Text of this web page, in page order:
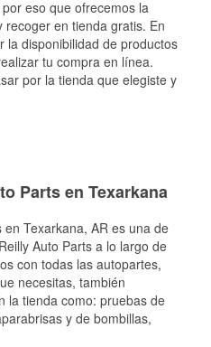
eso que ofrecemos la
en tienda gratis. En
la disponibilidad de productos
tu compra en línea.
por la tienda que elegiste y
Parts en Texarkana
en Texarkana, AR es una de
Auto Parts a lo largo de
con todas las autopartes,
necesitas, también
la tienda como: pruebas de
y de bombillas,